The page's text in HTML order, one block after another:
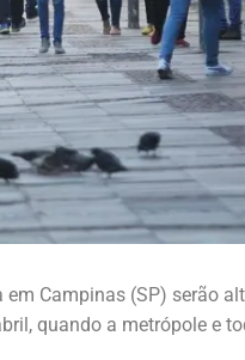
Campinas (SP) serão
quando a metrópole e